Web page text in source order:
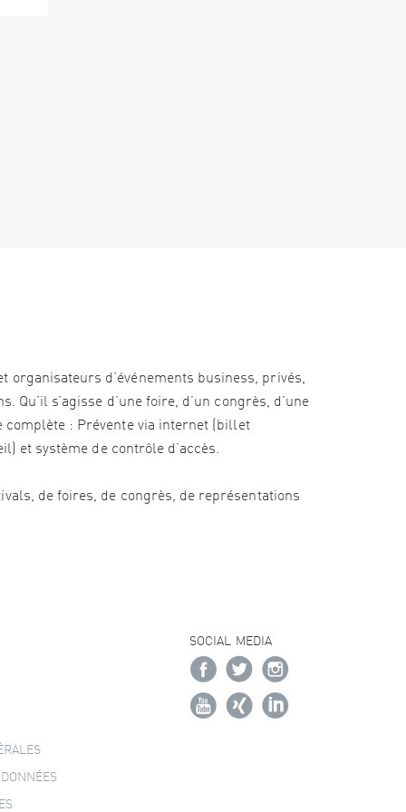
organisateurs d’événements business, privés,
s’agisse d’une foire, d’un congrès, d’une
complète : Prévente via internet (billet
et système de contrôle d’accès.
de foires, de congrès, de représentations
SOCIAL MEDIA